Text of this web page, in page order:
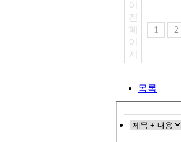
이
전
페
이
지
1 2
목록